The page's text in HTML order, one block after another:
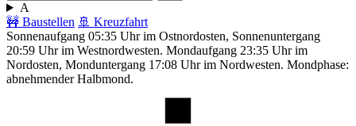
A
🚧 Baustellen 🚢 Kreuzfahrt
Sonnenaufgang 05:35 Uhr im Ostnordosten, Sonnenuntergang
20:59 Uhr im Westnordwesten. Mondaufgang 23:35 Uhr im
Nordosten, Monduntergang 17:08 Uhr im Nordwesten. Mondphase:
abnehmender Halbmond.